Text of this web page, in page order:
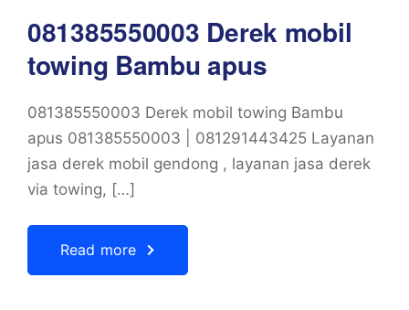
081385550003 Derek mobil
towing Bambu apus
081385550003 Derek mobil towing Bambu
apus 081385550003 | 081291443425 Layanan
jasa derek mobil gendong , layanan jasa derek
via towing, […]
Read more